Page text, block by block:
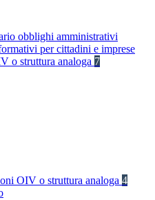
obblighi amministrativi
per cittadini e imprese
o struttura analoga 7
OIV o struttura analoga 4